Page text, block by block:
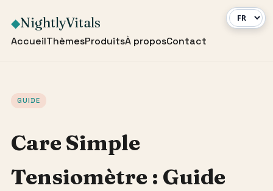
◆NightlyVitals
AccueilThèmesProduitsÀ proposContact
GUIDE
Care Simple
Tensiomètre : Guide